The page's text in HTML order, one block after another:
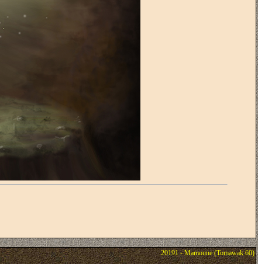
20191 - Mamoune (Tomawak 60)